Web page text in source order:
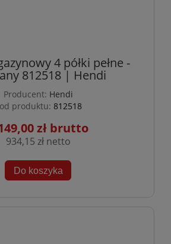
4 półki pełne -
812518 | Hendi
Producent: Hendi
produktu: 812518
zł
934,15 zł
Do koszyka